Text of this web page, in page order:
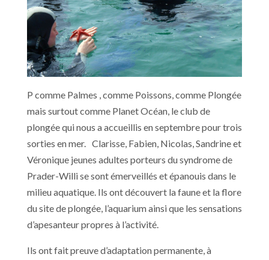
P comme Palmes , comme Poissons, comme Plongée
mais surtout comme Planet Océan, le club de
plongée qui nous a accueillis en septembre pour trois
sorties en mer. Clarisse, Fabien, Nicolas, Sandrine et
Véronique jeunes adultes porteurs du syndrome de
Prader-Willi se sont émerveillés et épanouis dans le
milieu aquatique. Ils ont découvert la faune et la flore
du site de plongée, l’aquarium ainsi que les sensations
d’apesanteur propres à l’activité.
Ils ont fait preuve d’adaptation permanente, à